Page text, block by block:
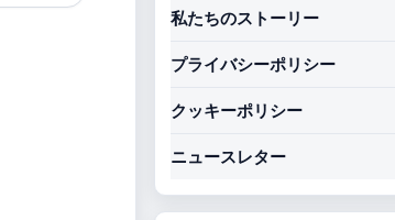
私たちのストーリー
プライバシーポリシー
クッキーポリシー
ニュースレター